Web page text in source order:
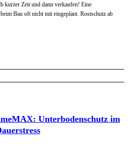
kurzer Zeit und dann verkaufen! Eine
Bau oft nicht mit eingeplant. Rostschutz ab
Unterbodenschutz im